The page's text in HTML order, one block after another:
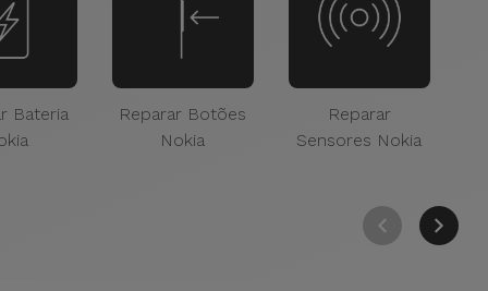
Bateria
Reparar Botões
Nokia
Reparar
Sensores Nokia